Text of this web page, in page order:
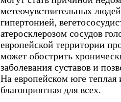
метеочувствительных
гипертонией,
атеросклерозом сосудов
европейской территории
может обострить
заболевания суставов и
На европейском юге теплая
благоприятная для всех.